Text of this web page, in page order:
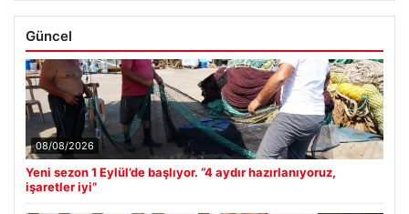
Güncel
08/08/2026
Yeni sezon 1 Eylül’de başlıyor. “4 aydır hazırlanıyoruz,
işaretler iyi”